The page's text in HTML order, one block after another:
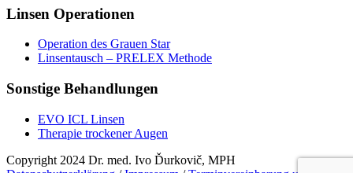
Linsen Operationen
Operation des Grauen Star
Linsentausch – PRELEX Methode
Sonstige Behandlungen
EVO ICL Linsen
Therapie trockener Augen
Copyright 2024 Dr. med. Ivo Ďurkovič, MPH